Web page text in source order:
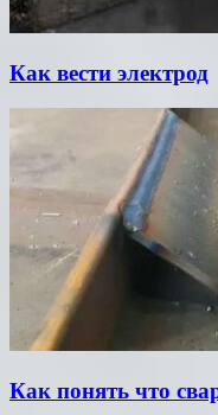
Как вести электрод
Как понять что